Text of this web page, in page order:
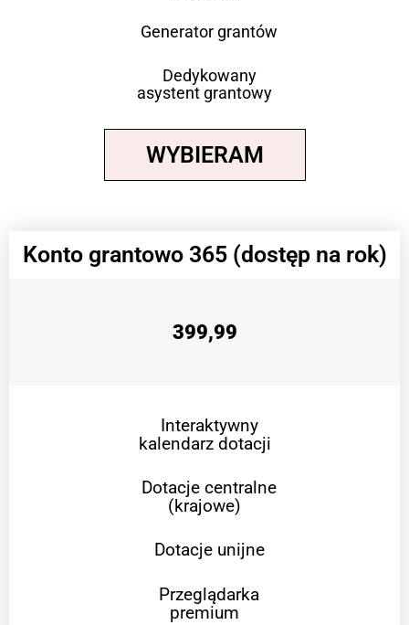
Generator grantów
Dedykowany
asystent grantowy
WYBIERAM
Konto grantowo 365 (dostęp na rok)
399,99
Interaktywny
kalendarz dotacji
Dotacje centralne
(krajowe)
Dotacje unijne
Przeglądarka
premium